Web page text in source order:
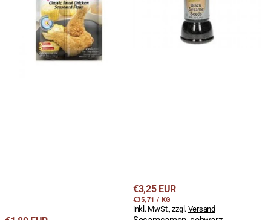
Regulärer
Preis
€3,25 EUR
STÜCKPREIS
€35,71 / PRO
KG
inkl. MwSt., zzgl. Versand